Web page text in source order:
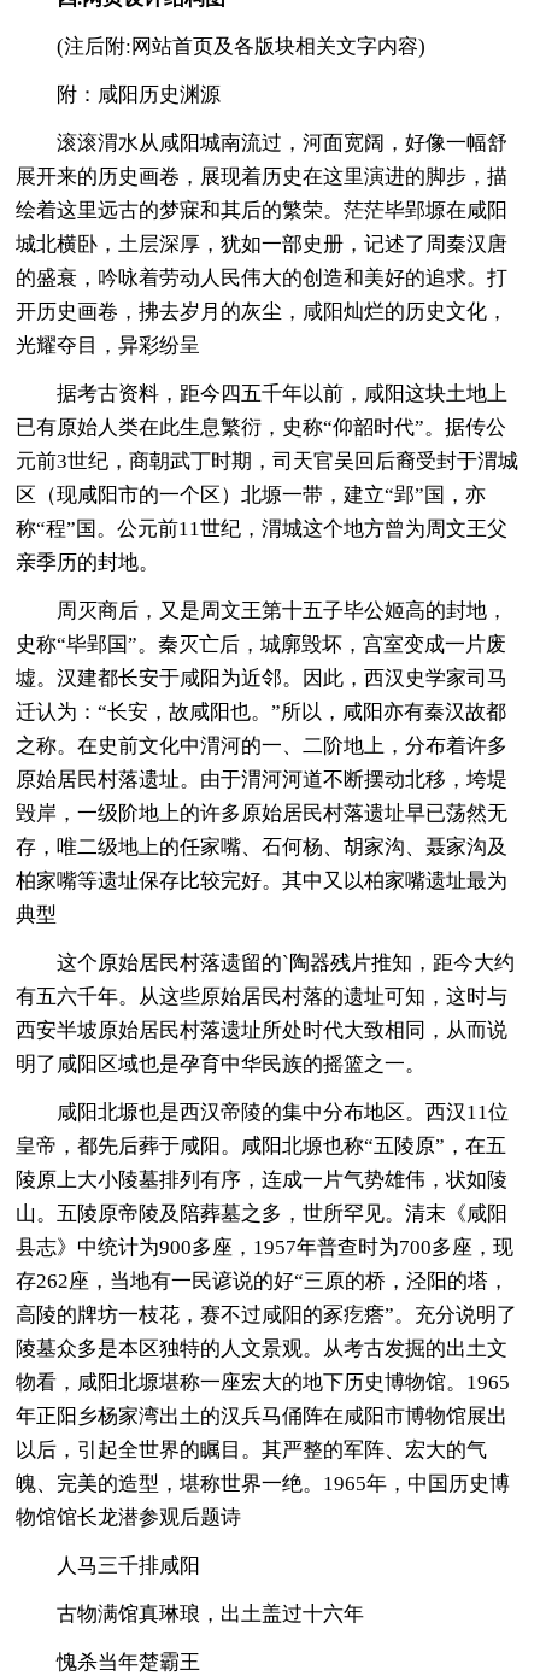
(注后附:网站首页及各版块相关文字内容)
附：咸阳历史渊源
滚滚渭水从咸阳城南流过，河面宽阔，好像一幅舒
展开来的历史画卷，展现着历史在这里演进的脚步，描
绘着这里远古的梦寐和其后的繁荣。茫茫毕郢塬在咸阳
城北横卧，土层深厚，犹如一部史册，记述了周秦汉唐
的盛衰，吟咏着劳动人民伟大的创造和美好的追求。打
开历史画卷，拂去岁月的灰尘，咸阳灿烂的历史文化，
光耀夺目，异彩纷呈
据考古资料，距今四五千年以前，咸阳这块土地上
已有原始人类在此生息繁衍，史称“仰韶时代”。据传公
元前3世纪，商朝武丁时期，司天官吴回后裔受封于渭城
区（现咸阳市的一个区）北塬一带，建立“郢”国，亦
称“程”国。公元前11世纪，渭城这个地方曾为周文王父
亲季历的封地。
周灭商后，又是周文王第十五子毕公姬高的封地，
史称“毕郢国”。秦灭亡后，城廓毁坏，宫室变成一片废
墟。汉建都长安于咸阳为近邻。因此，西汉史学家司马
迁认为：“长安，故咸阳也。”所以，咸阳亦有秦汉故都
之称。在史前文化中渭河的一、二阶地上，分布着许多
原始居民村落遗址。由于渭河河道不断摆动北移，垮堤
毁岸，一级阶地上的许多原始居民村落遗址早已荡然无
存，唯二级地上的任家嘴、石何杨、胡家沟、聂家沟及
柏家嘴等遗址保存比较完好。其中又以柏家嘴遗址最为
典型
这个原始居民村落遗留的`陶器残片推知，距今大约
有五六千年。从这些原始居民村落的遗址可知，这时与
西安半坡原始居民村落遗址所处时代大致相同，从而说
明了咸阳区域也是孕育中华民族的摇篮之一。
咸阳北塬也是西汉帝陵的集中分布地区。西汉11位
皇帝，都先后葬于咸阳。咸阳北塬也称“五陵原”，在五
陵原上大小陵墓排列有序，连成一片气势雄伟，状如陵
山。五陵原帝陵及陪葬墓之多，世所罕见。清末《咸阳
县志》中统计为900多座，1957年普查时为700多座，现
存262座，当地有一民谚说的好“三原的桥，泾阳的塔，
高陵的牌坊一枝花，赛不过咸阳的冢疙瘩”。充分说明了
陵墓众多是本区独特的人文景观。从考古发掘的出土文
物看，咸阳北塬堪称一座宏大的地下历史博物馆。1965
年正阳乡杨家湾出土的汉兵马俑阵在咸阳市博物馆展出
以后，引起全世界的瞩目。其严整的军阵、宏大的气
魄、完美的造型，堪称世界一绝。1965年，中国历史博
物馆馆长龙潜参观后题诗
人马三千排咸阳
古物满馆真琳琅，出土盖过十六年
愧杀当年楚霸王